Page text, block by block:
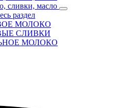
сливки, масло
раздел
МОЛОКО
СЛИВКИ
МОЛОКО